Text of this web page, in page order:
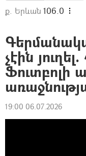
ք. Երևան 106.0
չէին
Ֆուտբոլի
19:00 06.07.2026